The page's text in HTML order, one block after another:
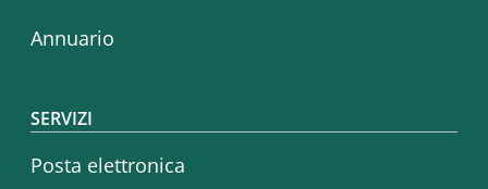
Annuario
SERVIZI
Posta elettronica